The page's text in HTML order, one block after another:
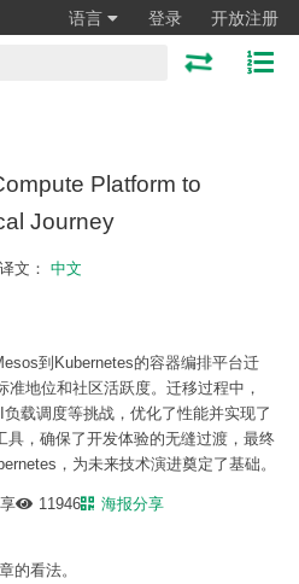
语言 登录 开放注册
Platform to
Journey
译文： 中文
到Kubernetes的容器编排平台迁
地位和社区活跃度。迁移过程中，
载调度等挑战，优化了性能并实现了
具，确保了开发体验的无缝过渡，最终
，为未来技术演进奠定了基础。
11946
海报分享
的看法。